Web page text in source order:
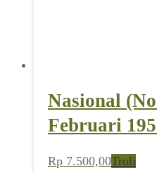
Nasional
Februari
Rp 7.500,00Troli